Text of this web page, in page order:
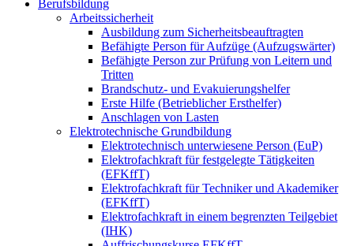
Berufsbildung
Arbeitssicherheit
Ausbildung zum Sicherheitsbeauftragten
Befähigte Person für Aufzüge (Aufzugswärter)
Befähigte Person zur Prüfung von Leitern und
Tritten
Brandschutz- und Evakuierungshelfer
Erste Hilfe (Betrieblicher Ersthelfer)
Anschlagen von Lasten
Elektrotechnische Grundbildung
Elektrotechnisch unterwiesene Person (EuP)
Elektrofachkraft für festgelegte Tätigkeiten
(EFKffT)
Elektrofachkraft für Techniker und Akademiker
(EFKffT)
Elektrofachkraft in einem begrenzten Teilgebiet
(IHK)